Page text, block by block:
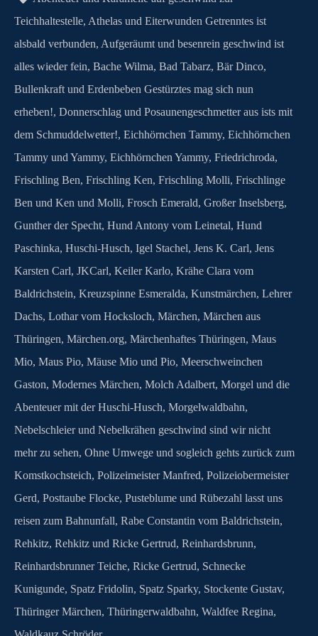
m
Teichhaltestelle, Athelas und Eiterwunden Getrenntes ist
alsbald verbunden, Aufgeräumt und besenrein geschwind ist
alles wieder fein, Bache Wilma, Bad Tabarz, Bär Dinco,
Bullenkraft und Erdenbeben Gestürztes mag sich nun
erheben!, Donnerschlag und Posaunengeschmetter aus ists mit
dem Schmuddelwetter!, Eichhörnchen Tammy, Eichhörnchen
Tammy und Yammy, Eichhörnchen Yammy, Friedrichroda,
Frischling Ben, Frischling Ken, Frischling Molli, Frischlinge
Ben und Ken und Molli, Frosch Emerald, Großer Inselsberg,
Gunther der Specht, Hund Antony vom Leinetal, Hund
Paschinka, Huschi-Husch, Igel Stachel, Jens K. Carl, Jens
Karsten Carl, JKCarl, Keiler Karlo, Krähe Clara vom
Baldrichstein, Kreuzspinne Esmeralda, Kunstmärchen, Lehrer
Dachs, Lothar vom Hocksloch, Märchen, Märchen aus
Thüringen, Märchen.org, Märchenhaftes Thüringen, Maus
Mio, Maus Pio, Mäuse Mio und Pio, Meerschweinchen
Gaston, Modernes Märchen, Molch Adalbert, Morgel und die
Abenteuer mit der Huschi-Husch, Morgelwaldbahn,
Nebelschleier und Nebelkrähen geschwind sind wir nicht
mehr zu sehen, Ohne Umwege und sogleich gehts zurück zum
Komstkochsteich, Polizeimeister Manfred, Polizeiobermeister
Gerd, Posttaube Flocke, Pusteblume und Rübezahl lasst uns
reisen zum Bahnunfall, Rabe Constantin vom Baldrichstein,
Rehkitz, Rehkitz und Ricke Gertrud, Reinhardsbrunn,
Reinhardsbrunner Teiche, Ricke Gertrud, Schnecke
Kunigunde, Spatz Fridolin, Spatz Sparky, Stockente Gustav,
Thüringer Märchen, Thüringerwaldbahn, Waldfee Regina,